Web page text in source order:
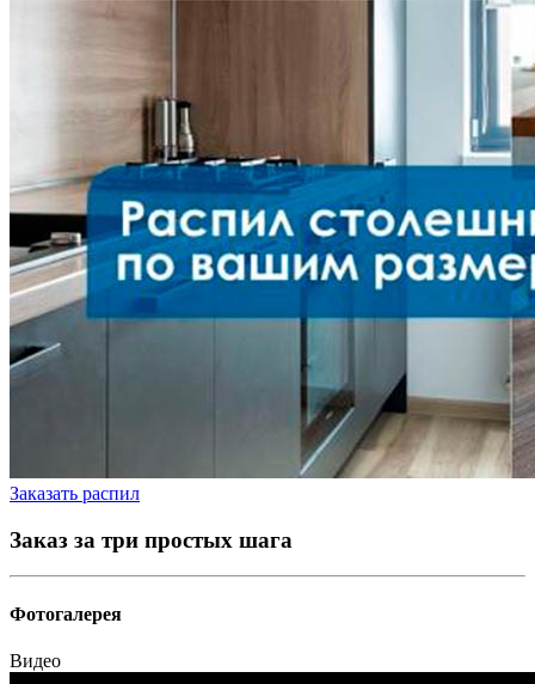
Заказать распил
Заказ за три простых шага
Фотогалерея
Видео